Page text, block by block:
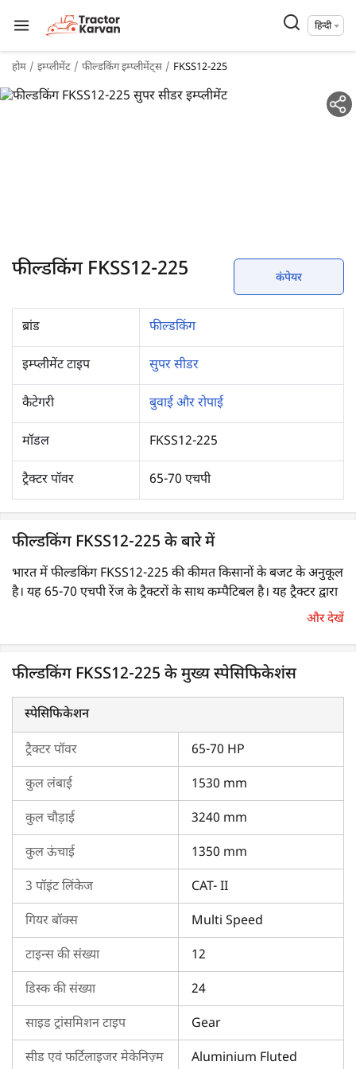
हिन्दी
होम इम्प्लीमेंट फील्डकिंग इम्प्लीमेंट्स FKSS12-225
फील्डकिंग FKSS12-225 कंपेयर
ब्रांड फील्डकिंग
इम्प्लीमेंट टाइप सुपर सीडर
कैटेगरी बुवाई और रोपाई
मॉडल FKSS12-225
ट्रैक्टर पॉवर 65-70 एचपी
फील्डकिंग FKSS12-225 के बारे में
भारत में फील्डकिंग FKSS12-225 की कीमत किसानों के बजट के अनुकूल
है। यह 65-70 एचपी रेंज के ट्रैक्टरों के साथ कम्पैटिबल है। यह ट्रैक्टर द्वारा
खींचा जाने वाला PTO-संचालित इम्प्लीमेंट है, जो एक बार में तीन कार्य
इसका व्यापक रूप से घास, गेहूं एवं सोयाबीन बोने के लिए उपयोग किया
जाता है। यह मक्का, धान आदि की पराली एवं जड़ों को हटाने में भी मदद
फील्डकिंग FKSS12-225 के मुख्य स्पेसिफिकेशन एवं फीचर्स
क्या हैं?
फील्डकिंग FKSS12-225 में 12 टाइन शामिल हैं।
यहमहिंद्रा नोवो 655 DI PP V1,न्यू हॉलैंड 5620 TX प्लस
4WDजैसे ट्रैक्टरों के साथ कम्पैटिबल है।
भारत में 2026 में फील्डकिंग FKSS12-225 की कीमत कितनी
है?
भारत में फील्डकिंग FKSS12-225 की कीमत किसानों के बजट के अनुकूल
फील्डकिंग FKSS12-225 खरीदने के लिए ट्रैक्टरकारवां को क्यों
चुनें?
ट्रैक्टरकारवां चुनना आपके लिए सही विकल्प होगा, क्योंकि हम फील्डकिंग
FKSS12-225 के बारे में सभी विवरण प्रदान करते हैं। हमारे प्लेटफ़ॉर्म पर,
आप विभिन्न ब्रांडों के विभिन्न सुपर सीडर मॉडल के विवरण प्राप्त कर सकते
हैं, जिसमें अपडेट की गई कीमतें, आवश्यक ट्रैक्टर एचपी एवं अन्य शामिल
और देखें
फील्डकिंग FKSS12-225 के मुख्य स्पेसिफिकेशंस
स्पेसिफिकेशन
ट्रैक्टर पॉवर 65-70 HP
कुल लंबाई 1530 mm
कुल चौड़ाई 3240 mm
कुल ऊंचाई 1350 mm
3 पॉइंट लिंकेज CAT- II
गियर बॉक्स Multi Speed
टाइन्स की संख्या 12
डिस्क की संख्या 24
साइड ट्रांसमिशन टाइप Gear
सीड एवं फर्टिलाइजर मेकेनिज़्म
Aluminium Fluted